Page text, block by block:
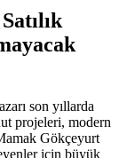
son yıllarda
projeleri, modern
Gökçeyurt
için büyük